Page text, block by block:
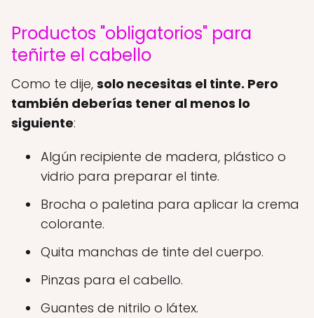
Productos "obligatorios" para
teñirte el cabello
Como te dije, solo necesitas el tinte. Pero
también deberías tener al menos lo
siguiente:
Algún recipiente de madera, plástico o
vidrio para preparar el tinte.
Brocha o paletina para aplicar la crema
colorante.
Quita manchas de tinte del cuerpo.
Pinzas para el cabello.
Guantes de nitrilo o látex.